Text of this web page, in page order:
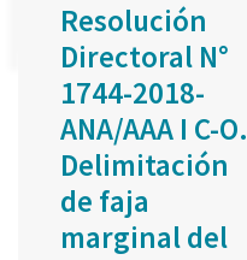
Resolución
Directoral N°
1744-2018-
ANA/AAA I C-O.
Delimitación
de faja
marginal del